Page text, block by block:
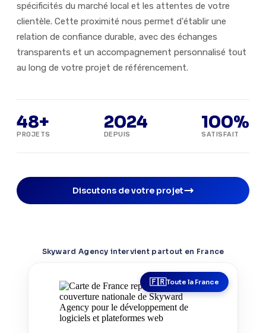
spécificités du marché local et les attentes de votre
clientèle. Cette proximité nous permet d'établir une
relation de confiance durable, avec des échanges
transparents et un accompagnement personnalisé tout
au long de votre projet de référencement.
48+
PROJETS
2024
DEPUIS
100%
SATISFAIT
Discutons de votre projet
Skyward Agency intervient partout en France
Toute la France